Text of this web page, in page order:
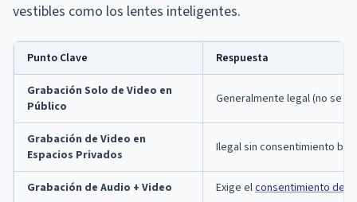
vestibles como los lentes inteligentes.
Punto Clave Respuesta
Grabación Solo de Video en
Público
Generalmente legal (no se
Grabación de Video en
Espacios Privados
Ilegal sin consentimiento
Grabación de Audio + Video Exige elconsentimiento de